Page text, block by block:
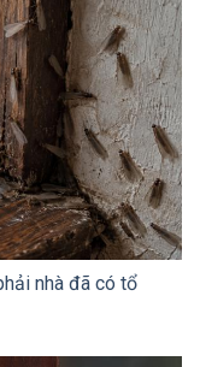
nhà đã có tổ